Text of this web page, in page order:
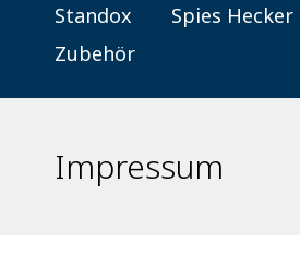
Standox Spies Hecker
Zubehör
Impressum